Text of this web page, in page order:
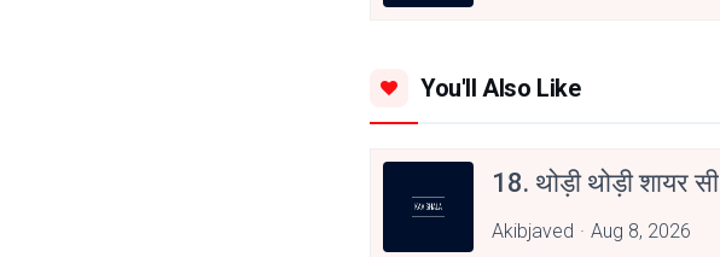
You'll Also Like
18. थोड़ी थोड़ी शायर सी
Akibjaved Aug 8, 2026